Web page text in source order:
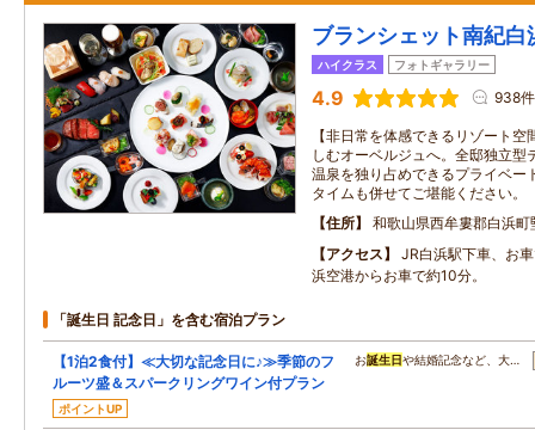
ブランシェット南紀白
ハイクラス フォトギャラリー
4.9 938件
【非日常を体感できるリゾート
しむオーベルジュへ。全邸独立型
温泉を独り占めできるプライベー
タイムも併せてご堪能ください。
住所
和歌山県西牟婁郡白浜
アクセス
JR白浜駅下車、お
浜空港からお車で約10分。
「誕生日 記念日」を含む宿泊プラン
【1泊2食付】≪大切な記念日に♪≫季節のフ
ルーツ盛＆スパークリングワイン付プラン
ポイントUP
お誕生日や結婚記念など、大…